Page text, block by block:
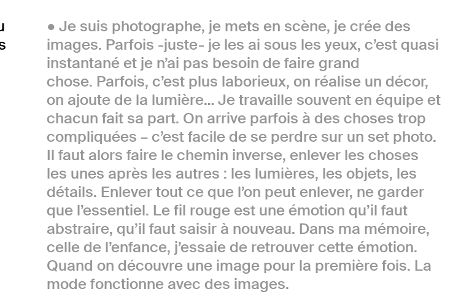
Je suis photographe, je mets en scène, je crée des
images. Parfois -juste- je les ai sous les yeux, c’est quasi
instantané et je n’ai pas besoin de faire grand
chose. Parfois, c’est plus laborieux, on réalise un décor,
on ajoute de la lumière… Je travaille souvent en équipe et
chacun fait sa part. On arrive parfois à des choses trop
compliquées – c’est facile de se perdre sur un set photo.
Il faut alors faire le chemin inverse, enlever les choses
les unes après les autres : les lumières, les objets, les
détails. Enlever tout ce que l’on peut enlever, ne garder
que l’essentiel. Le fil rouge est une émotion qu’il faut
abstraire, qu’il faut saisir à nouveau. Dans ma mémoire,
celle de l’enfance, j’essaie de retrouver cette émotion.
Quand on découvre une image pour la première fois. La
mode fonctionne avec des images.